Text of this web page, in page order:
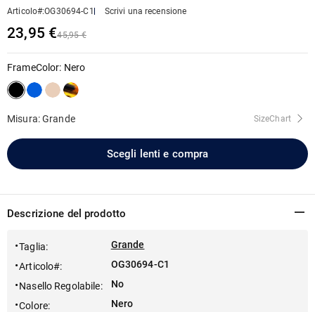
Articolo#:OG30694-C1 Scrivi una recensione
23,95 €45,95 €
FrameColor: Nero
Misura: Grande SizeChart
Scegli lenti e compra
Descrizione del prodotto
Taglia:
Grande
Articolo#:
OG30694-C1
Nasello Regolabile:
No
Colore:
Nero